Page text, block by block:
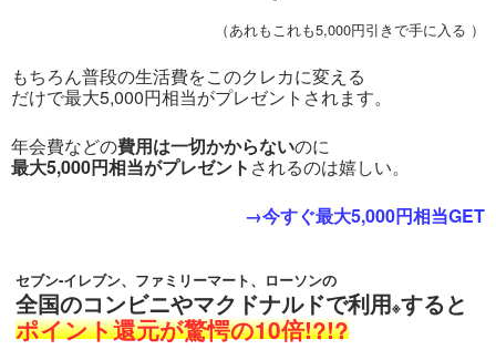
（あれもこれも5,000円引きで手に入る ）
もちろん普段の生活費をこのクレカに変える
だけで最大5,000円相当がプレゼントされます。
年会費などの費用は一切かからないのに
最大5,000円相当がプレゼント されるのは嬉しい。
→今すぐ最大5,000円相当GET
セブン-イレブン、ファミリーマート、ローソンの
全国のコンビニやマクドナルドで利用※すると
ポイント還元が驚愕の10倍!?!?